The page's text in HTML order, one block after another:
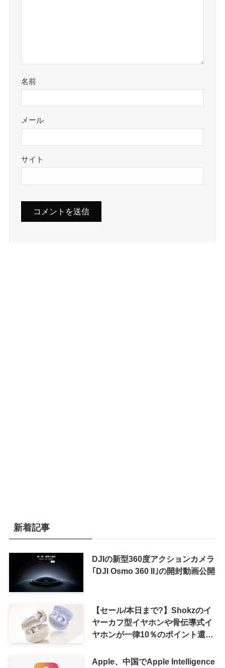
名前
メール
サイト
新着記事
DJIの新型360度アクションカメラ
｢DJI Osmo 360 II｣の開封動画公開
【セール/本日まで?】Shokzのイ
ヤーカフ型イヤホンや骨伝導式イ
ヤホンが一律10％のポイント還元
Apple、中国でApple Intelligence